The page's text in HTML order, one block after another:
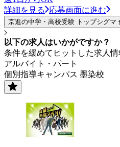
詳細を見る
応募画面に進む
京進の中学・高校受験 トップシグマ
以下の求人はいかがですか？
条件を緩めてヒットした求人
アルバイト・パート
個別指導キャンパス 墨染校